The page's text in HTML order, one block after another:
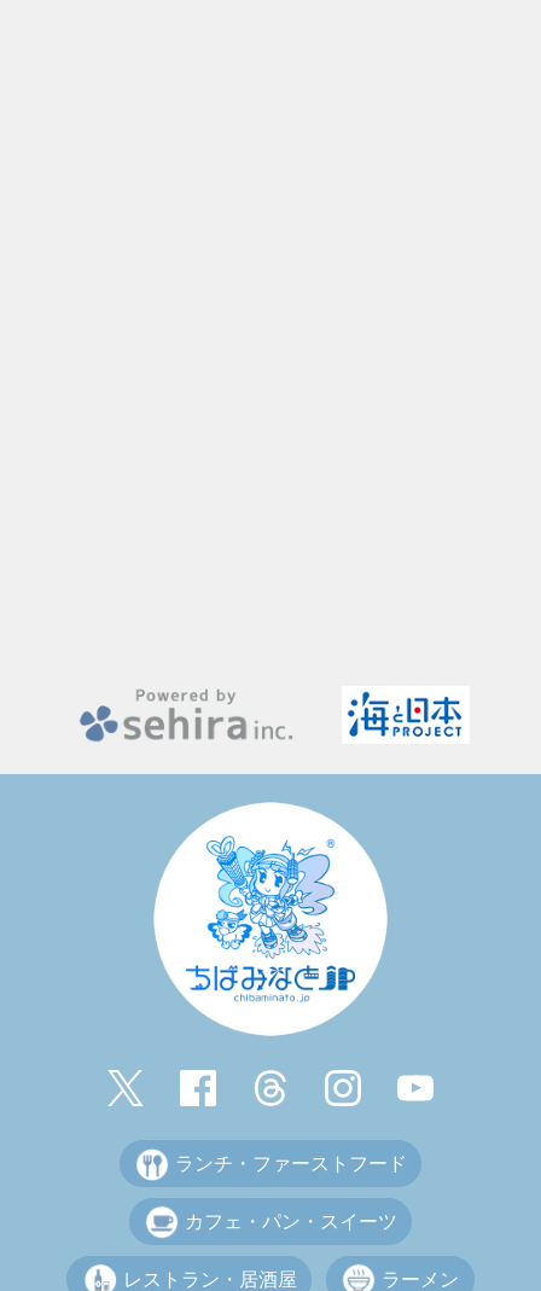
ランチ・ファーストフード
カフェ・パン・スイーツ
レストラン・居酒屋 ラーメン